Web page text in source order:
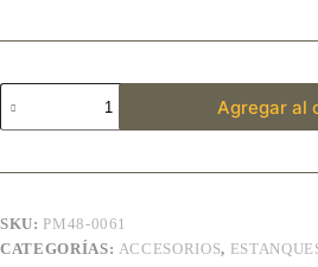
Agregar al
SKU: PM48-0061
CATEGORÍAS: ACCESORIOS,